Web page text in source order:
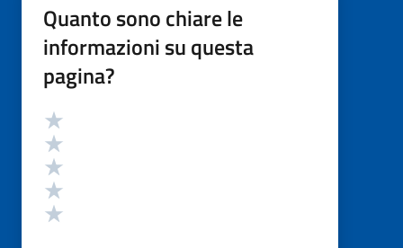
Quanto sono chiare le
informazioni su questa
pagina?
Valutazione